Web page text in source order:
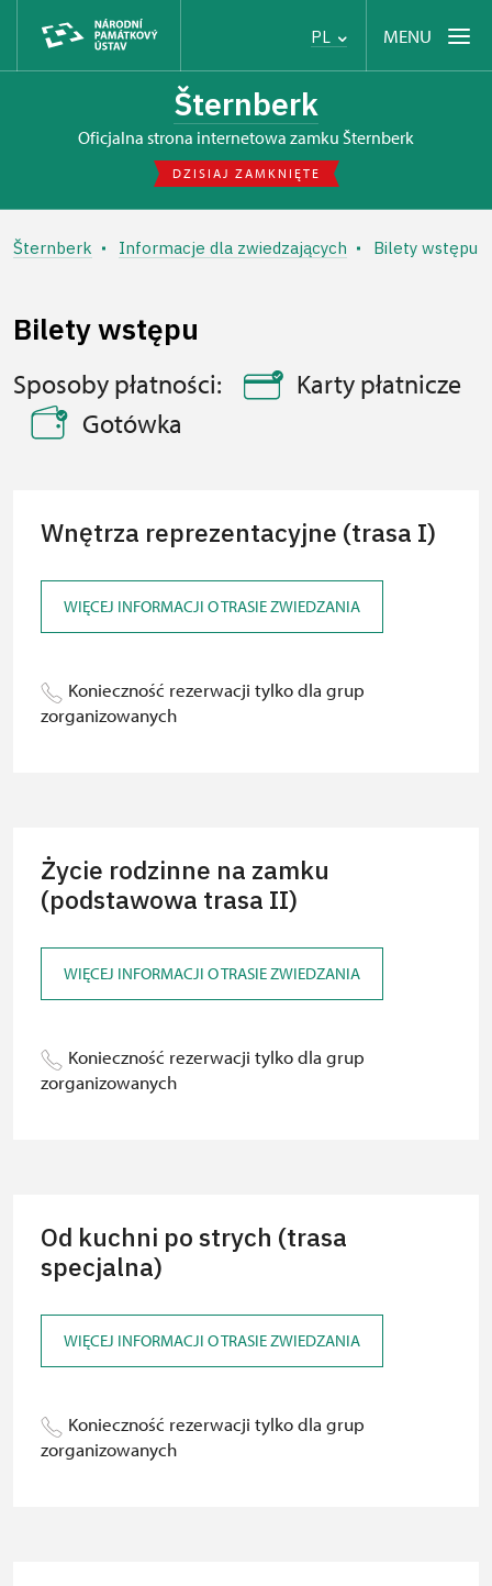
PL MENU
Šternberk
Oficjalna strona internetowa zamku Šternberk
DZISIAJ ZAMKNIĘTE
Šternberk Informacje dla zwiedzających Bilety wstępu
Bilety wstępu
Sposoby płatności:
Karty płatnicze
Gotówka
Wnętrza reprezentacyjne (trasa I)
WIĘCEJ INFORMACJI O TRASIE ZWIEDZANIA
Konieczność rezerwacji tylko dla grup
zorganizowanych
Życie rodzinne na zamku
(podstawowa trasa II)
WIĘCEJ INFORMACJI O TRASIE ZWIEDZANIA
Konieczność rezerwacji tylko dla grup
zorganizowanych
Od kuchni po strych (trasa
specjalna)
WIĘCEJ INFORMACJI O TRASIE ZWIEDZANIA
Konieczność rezerwacji tylko dla grup
zorganizowanych